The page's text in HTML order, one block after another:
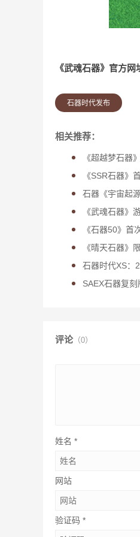
《武魂石器》官方网
石器时代发布
相关推荐：
《超越梦石器
《SSR石器》
石器《宇宙起
《武魂石器》
《石器50》首
《晴天石器》
石器时代XS：
SAEX石器复
评论（0）
姓名 *
网站
验证码 *